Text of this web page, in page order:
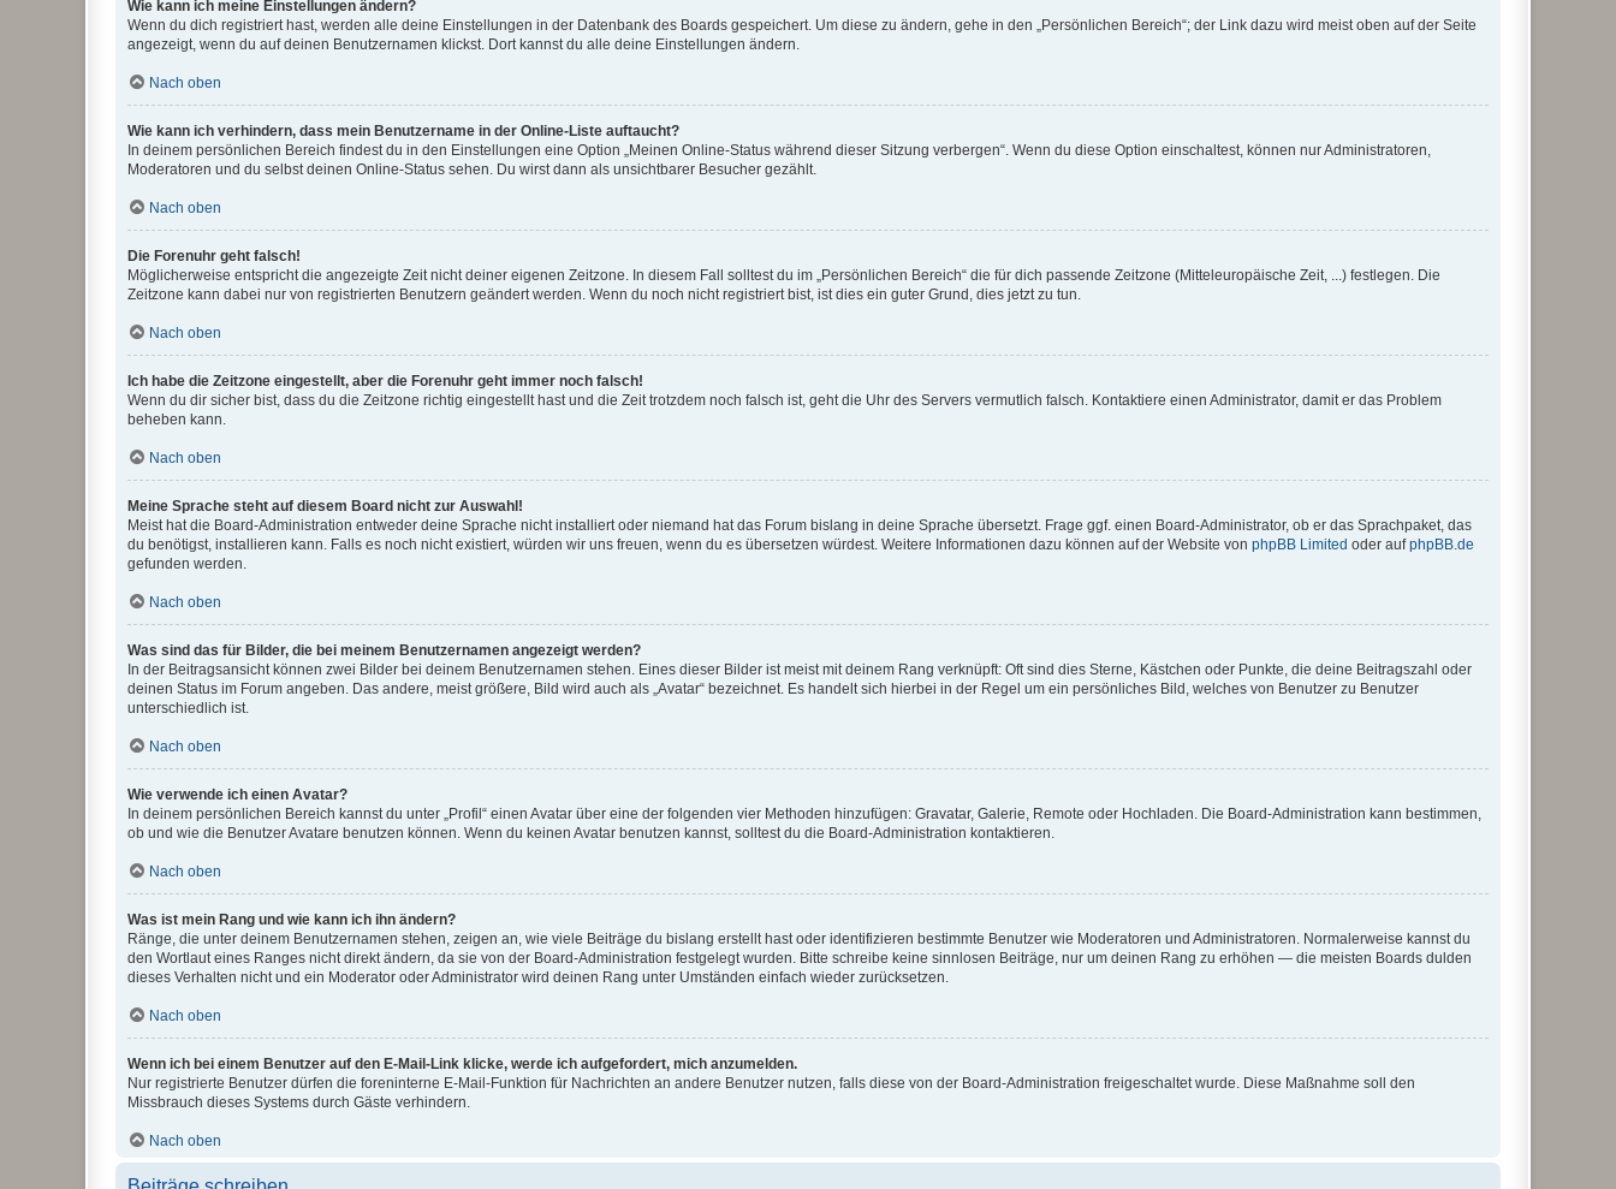
Wie kann ich meine Einstellungen ändern?
Wenn du dich registriert hast, werden alle deine Einstellungen in der Datenbank des Boards gespeichert. Um diese zu ändern, gehe in den „Persönlichen Bereich“; der Link dazu wird meist oben auf der Seite
angezeigt, wenn du auf deinen Benutzernamen klickst. Dort kannst du alle deine Einstellungen ändern.
Nach oben
Wie kann ich verhindern, dass mein Benutzername in der Online-Liste auftaucht?
In deinem persönlichen Bereich findest du in den Einstellungen eine Option „Meinen Online-Status während dieser Sitzung verbergen“. Wenn du diese Option einschaltest, können nur Administratoren,
Moderatoren und du selbst deinen Online-Status sehen. Du wirst dann als unsichtbarer Besucher gezählt.
Nach oben
Die Forenuhr geht falsch!
Möglicherweise entspricht die angezeigte Zeit nicht deiner eigenen Zeitzone. In diesem Fall solltest du im „Persönlichen Bereich“ die für dich passende Zeitzone (Mitteleuropäische Zeit, ...) festlegen. Die
Zeitzone kann dabei nur von registrierten Benutzern geändert werden. Wenn du noch nicht registriert bist, ist dies ein guter Grund, dies jetzt zu tun.
Nach oben
Ich habe die Zeitzone eingestellt, aber die Forenuhr geht immer noch falsch!
Wenn du dir sicher bist, dass du die Zeitzone richtig eingestellt hast und die Zeit trotzdem noch falsch ist, geht die Uhr des Servers vermutlich falsch. Kontaktiere einen Administrator, damit er das Problem
beheben kann.
Nach oben
Meine Sprache steht auf diesem Board nicht zur Auswahl!
Meist hat die Board-Administration entweder deine Sprache nicht installiert oder niemand hat das Forum bislang in deine Sprache übersetzt. Frage ggf. einen Board-Administrator, ob er das Sprachpaket, das
du benötigst, installieren kann. Falls es noch nicht existiert, würden wir uns freuen, wenn du es übersetzen würdest. Weitere Informationen dazu können auf der Website von phpBB Limited oder aufphpBB.de
gefunden werden.
Nach oben
Was sind das für Bilder, die bei meinem Benutzernamen angezeigt werden?
In der Beitragsansicht können zwei Bilder bei deinem Benutzernamen stehen. Eines dieser Bilder ist meist mit deinem Rang verknüpft: Oft sind dies Sterne, Kästchen oder Punkte, die deine Beitragszahl oder
deinen Status im Forum angeben. Das andere, meist größere, Bild wird auch als „Avatar“ bezeichnet. Es handelt sich hierbei in der Regel um ein persönliches Bild, welches von Benutzer zu Benutzer
unterschiedlich ist.
Nach oben
Wie verwende ich einen Avatar?
In deinem persönlichen Bereich kannst du unter „Profil“ einen Avatar über eine der folgenden vier Methoden hinzufügen: Gravatar, Galerie, Remote oder Hochladen. Die Board-Administration kann bestimmen,
ob und wie die Benutzer Avatare benutzen können. Wenn du keinen Avatar benutzen kannst, solltest du die Board-Administration kontaktieren.
Nach oben
Was ist mein Rang und wie kann ich ihn ändern?
Ränge, die unter deinem Benutzernamen stehen, zeigen an, wie viele Beiträge du bislang erstellt hast oder identifizieren bestimmte Benutzer wie Moderatoren und Administratoren. Normalerweise kannst du
den Wortlaut eines Ranges nicht direkt ändern, da sie von der Board-Administration festgelegt wurden. Bitte schreibe keine sinnlosen Beiträge, nur um deinen Rang zu erhöhen — die meisten Boards dulden
dieses Verhalten nicht und ein Moderator oder Administrator wird deinen Rang unter Umständen einfach wieder zurücksetzen.
Nach oben
Wenn ich bei einem Benutzer auf den E-Mail-Link klicke, werde ich aufgefordert, mich anzumelden.
Nur registrierte Benutzer dürfen die foreninterne E-Mail-Funktion für Nachrichten an andere Benutzer nutzen, falls diese von der Board-Administration freigeschaltet wurde. Diese Maßnahme soll den
Missbrauch dieses Systems durch Gäste verhindern.
Nach oben